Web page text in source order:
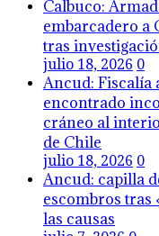
Calbuco:
embarcadero a
tras
julio 18, 2026 0
Ancud: Fiscalía
encontrado
cráneo al
de Chile
julio 18, 2026 0
Ancud: capilla
escombros tras
las causas